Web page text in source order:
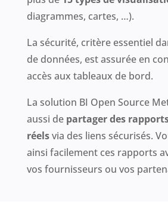
diagrammes, cartes, …).
La sécurité, critère essentiel
de données, est assurée en
accès aux tableaux de bord.
La solution BI Open Source
aussi de partager des
réelsvia des liens sécurisés.
ainsi facilement ces rapports
vos fournisseurs ou vos